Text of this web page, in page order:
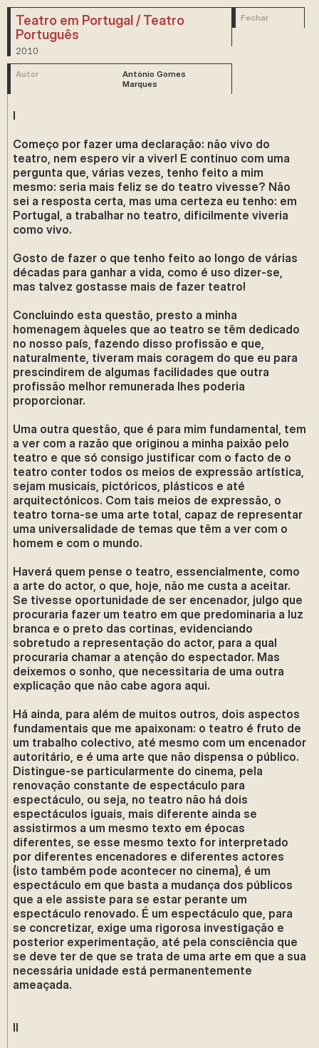
Teatro em Portugal / Teatro
Português
2010
Fechar
Autor
António Gomes
Marques
I
Começo por fazer uma declaração: não vivo do
teatro, nem espero vir a viver! E continuo com uma
pergunta que, várias vezes, tenho feito a mim
mesmo: seria mais feliz se do teatro vivesse? Não
sei a resposta certa, mas uma certeza eu tenho: em
Portugal, a trabalhar no teatro, dificilmente viveria
como vivo.
Gosto de fazer o que tenho feito ao longo de várias
décadas para ganhar a vida, como é uso dizer-se,
mas talvez gostasse mais de fazer teatro!
Concluindo esta questão, presto a minha
homenagem àqueles que ao teatro se têm dedicado
no nosso país, fazendo disso profissão e que,
naturalmente, tiveram mais coragem do que eu para
prescindirem de algumas facilidades que outra
profissão melhor remunerada lhes poderia
proporcionar.
Uma outra questão, que é para mim fundamental, tem
a ver com a razão que originou a minha paixão pelo
teatro e que só consigo justificar com o facto de o
teatro conter todos os meios de expressão artística,
sejam musicais, pictóricos, plásticos e até
arquitectónicos. Com tais meios de expressão, o
teatro torna-se uma arte total, capaz de representar
uma universalidade de temas que têm a ver com o
homem e com o mundo.
Haverá quem pense o teatro, essencialmente, como
a arte do actor, o que, hoje, não me custa a aceitar.
Se tivesse oportunidade de ser encenador, julgo que
procuraria fazer um teatro em que predominaria a luz
branca e o preto das cortinas, evidenciando
sobretudo a representação do actor, para a qual
procuraria chamar a atenção do espectador. Mas
deixemos o sonho, que necessitaria de uma outra
explicação que não cabe agora aqui.
Há ainda, para além de muitos outros, dois aspectos
fundamentais que me apaixonam: o teatro é fruto de
um trabalho colectivo, até mesmo com um encenador
autoritário, e é uma arte que não dispensa o público.
Distingue-se particularmente do cinema, pela
renovação constante de espectáculo para
espectáculo, ou seja, no teatro não há dois
espectáculos iguais, mais diferente ainda se
assistirmos a um mesmo texto em épocas
diferentes, se esse mesmo texto for interpretado
por diferentes encenadores e diferentes actores
(isto também pode acontecer no cinema), é um
espectáculo em que basta a mudança dos públicos
que a ele assiste para se estar perante um
espectáculo renovado. É um espectáculo que, para
se concretizar, exige uma rigorosa investigação e
posterior experimentação, até pela consciência que
se deve ter de que se trata de uma arte em que a sua
necessária unidade está permanentemente
ameaçada.
II